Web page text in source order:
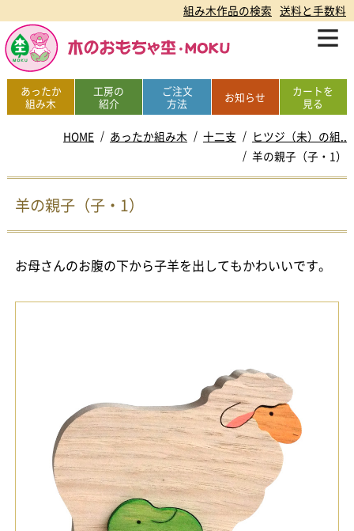
組み木作品の検索 送料と手数料
あったか
組み木
工房の
紹介
ご注文
方法
お知らせ
カートを
見る
HOME あったか組み木 十二支
ヒツジ（未）の組..
羊の親子（子・1）
羊の親子（子・1）
お母さんのお腹の下から子羊を出してもかわいいです。